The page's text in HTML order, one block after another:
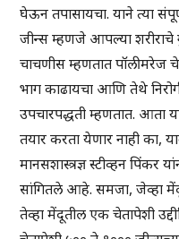
घेऊन तपासायचा. याने त्या
जीन्स म्हणजे आपल्या शरीराचे
चाचणीस म्हणतात पॉलीमरेज
भाग काढायचा आणि तेथे
उपचारपद्धती म्हणतात. आता
तयार करता येणार नाही का,
मानसशास्त्रज्ञ स्टीव्हन पिंकर
सांगितले आहे. समजा, जेव्हा
तेव्हा मेंदूतील एक चेतापेशी